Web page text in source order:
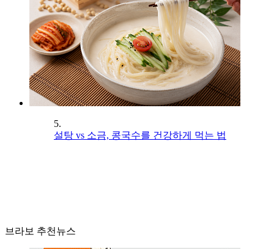
5.
설탕 vs 소금, 콩국수를 건강하게 먹는 법
브라보 추천뉴스